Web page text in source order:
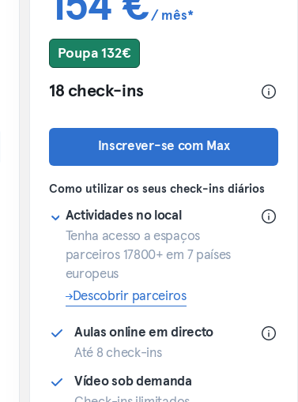
/ mês*
Poupa 132€
18 check-ins
Inscrever-se com Max
Como utilizar os seus check-ins diários
Actividades no local
Tenha acesso a espaços
parceiros 17800+ em 7 países
europeus
Descobrir parceiros
Aulas online em directo
Até 8 check-ins
Vídeo sob demanda